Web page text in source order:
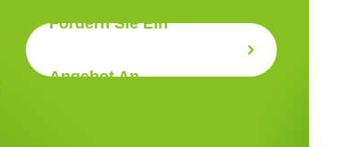
Fordern Sie Ein
Angebot An